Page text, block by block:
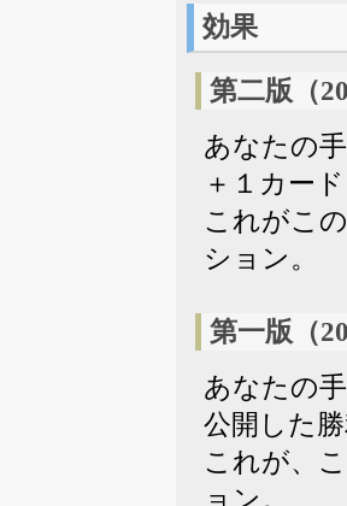
効果
第二版（
あなたの
＋１カード
これがこ
ション。
第一版（
あなたの
公開した
これが、
ョン。